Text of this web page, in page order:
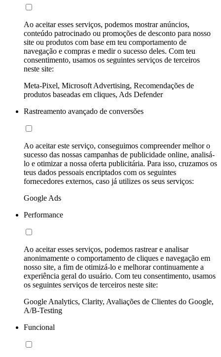
Ao aceitar esses serviços, podemos mostrar anúncios,
conteúdo patrocinado ou promoções de desconto para nosso
site ou produtos com base em teu comportamento de
navegação e compras e medir o sucesso deles. Com teu
consentimento, usamos os seguintes serviços de terceiros
neste site:
Meta-Pixel, Microsoft Advertising, Recomendações de
produtos baseadas em cliques, Ads Defender
Rastreamento avançado de conversões
Ao aceitar este serviço, conseguimos compreender melhor o
sucesso das nossas campanhas de publicidade online, analisá-
lo e otimizar a nossa oferta publicitária. Para isso, cruzamos os
teus dados pessoais encriptados com os seguintes
fornecedores externos, caso já utilizes os seus serviços:
Google Ads
Performance
Ao aceitar esses serviços, podemos rastrear e analisar
anonimamente o comportamento de cliques e navegação em
nosso site, a fim de otimizá-lo e melhorar continuamente a
experiência geral do usuário. Com teu consentimento, usamos
os seguintes serviços de terceiros neste site:
Google Analytics, Clarity, Avaliações de Clientes do Google,
A/B-Testing
Funcional